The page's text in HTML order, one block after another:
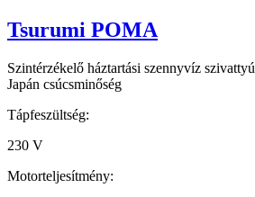
Tsurumi POMA
Szintérzékelő háztartási szennyvíz szivattyú
Japán csúcsminőség
Tápfeszültség:
230 V
Motorteljesítmény: